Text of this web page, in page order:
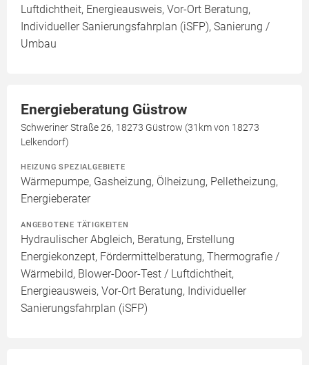
Luftdichtheit, Energieausweis, Vor-Ort Beratung,
Individueller Sanierungsfahrplan (iSFP), Sanierung /
Umbau
Energieberatung Güstrow
Schweriner Straße 26, 18273 Güstrow (31km von 18273
Lelkendorf)
HEIZUNG SPEZIALGEBIETE
Wärmepumpe, Gasheizung, Ölheizung, Pelletheizung,
Energieberater
ANGEBOTENE TÄTIGKEITEN
Hydraulischer Abgleich, Beratung, Erstellung
Energiekonzept, Fördermittelberatung, Thermografie /
Wärmebild, Blower-Door-Test / Luftdichtheit,
Energieausweis, Vor-Ort Beratung, Individueller
Sanierungsfahrplan (iSFP)